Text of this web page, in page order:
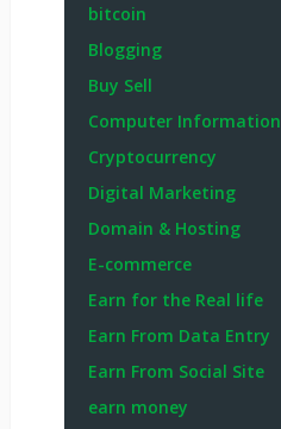
bitcoin
Blogging
Buy Sell
Computer Information
Cryptocurrency
Digital Marketing
Domain & Hosting
E-commerce
Earn for the Real life
Earn From Data Entry
Earn From Social Site
earn money